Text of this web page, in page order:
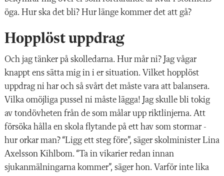
öga. Hur ska det bli? Hur länge kommer det att gå?
Hopplöst uppdrag
Och jag tänker på skolledarna. Hur mår ni? Jag vågar
knappt ens sätta mig in i er situation. Vilket hopplöst
uppdrag ni har och så svårt det måste vara att balansera.
Vilka omöjliga pussel ni måste lägga! Jag skulle bli tokig
av tondövheten från de som målar upp riktlinjerna. Att
försöka hålla en skola flytande på ett hav som stormar -
hur orkar man? “Ligg ett steg före”, säger skolminister Lina
Axelsson Kihlbom. “Ta in vikarier redan innan
sjukanmälningarna kommer”, säger hon. Varför inte lika